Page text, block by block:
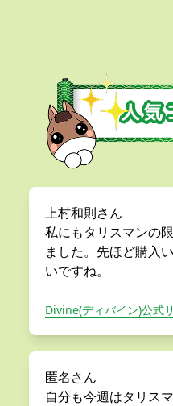
上村和則さん
私にもタリスマンの
ました。先ほど購入
いですね。
Divine(ディバイン)公式
匿名さん
自分も今週はタリス